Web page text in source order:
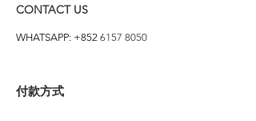
CONTACT US
WHATSAPP: +852 6157 8050
付款方式